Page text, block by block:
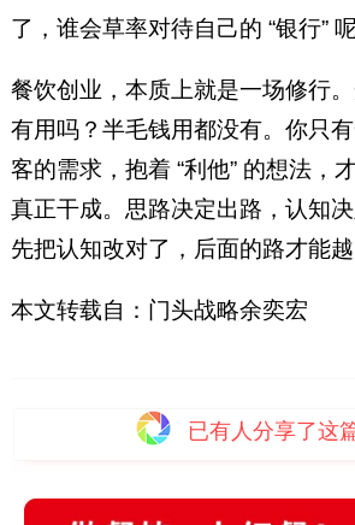
了，谁会草率对待自己的 “银行”
餐饮创业，本质上就是一场修行
有用吗？半毛钱用都没有。你只
客的需求，抱着 “利他” 的想法，
真正干成。思路决定出路，认知
先把认知改对了，后面的路才能越
本文转载自：门头战略余奕宏
已有 人分享了这